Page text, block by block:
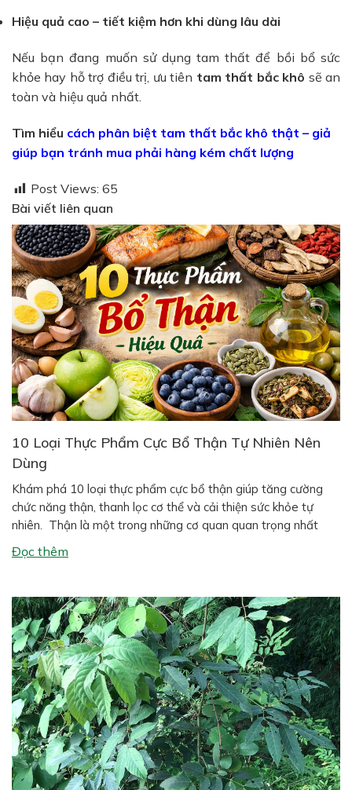
Hiệu quả cao – tiết kiệm hơn khi dùng lâu dài
Nếu bạn đang muốn sử dụng tam thất để bồi bổ sức
khỏe hay hỗ trợ điều trị, ưu tiên tam thất bắc khô sẽ an
toàn và hiệu quả nhất.
Tìm hiểu cách phân biệt tam thất bắc khô thật – giả
giúp bạn tránh mua phải hàng kém chất lượng
Post Views: 65
Bài viết liên quan
10 Loại Thực Phẩm Cực Bổ Thận Tự Nhiên Nên
Dùng
Khám phá 10 loại thực phẩm cực bổ thận giúp tăng cường
chức năng thận, thanh lọc cơ thể và cải thiện sức khỏe tự
nhiên. Thận là một trong những cơ quan quan trọng nhất
đào thải độc tố, cân bằng […]
Đọc thêm